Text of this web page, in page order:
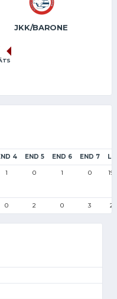
JKK/BARONE
4 END 5 END 6 END 7
1 0 1 0
0 2 0 3